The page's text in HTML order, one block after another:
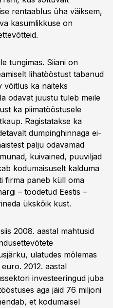
rentaablus üha väiksem,
kasumlikkuse on
tungimas. Siiani on
lihatööstust tabanud
võitlus ka näiteks
odavat juustu tuleb meile
ka piimatööstusele
Ragistatakse ka
dumpinghinnaga ei-
palju odavamad
kuivained, puuviljad
kodumaisuselt kalduma
firma paneb küll oma
– toodetud Eestis –
ükskõik kust.
2008. aastal mahtusid
ulatudes mõlemas
2012. aastal
investeeringud juba
aga jäid 76 miljoni
et kodumaisel